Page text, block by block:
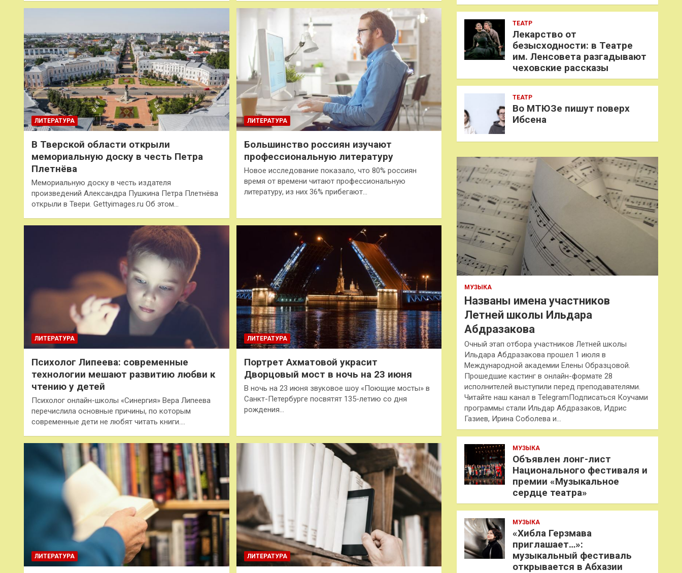
ЛИТЕРАТУРА
В Тверской области открыли
мемориальную доску в честь Петра
Плетнёва
Мемориальную доску в честь издателя
произведений Александра Пушкина Петра Плетнёва
открыли в Твери. Gettyimages.ru Об этом…
ЛИТЕРАТУРА
Большинство россиян изучают
профессиональную литературу
Новое исследование показало, что 80% россиян
время от времени читают профессиональную
литературу, из них 36% прибегают…
ЛИТЕРАТУРА
Психолог Липеева: современные
технологии мешают развитию любви к
чтению у детей
Психолог онлайн-школы «Синергия» Вера Липеева
перечислила основные причины, по которым
современные дети не любят читать книги.…
ЛИТЕРАТУРА
Портрет Ахматовой украсит
Дворцовый мост в ночь на 23 июня
В ночь на 23 июня звуковое шоу «Поющие мосты» в
Санкт-Петербурге посвятят 135-летию со дня
рождения…
ЛИТЕРАТУРА ЛИТЕРАТУРА
ТЕАТР
Лекарство от
безысходности: в Театре
им. Ленсовета разгадывают
чеховские рассказы
ТЕАТР
Во МТЮЗе пишут поверх
Ибсена
МУЗЫКА
Названы имена участников
Летней школы Ильдара
Абдразакова
Очный этап отбора участников Летней школы
Ильдара Абдразакова прошел 1 июля в
Международной академии Елены Образцовой.
Прошедшие кастинг в онлайн-формате 28
исполнителей выступили перед преподавателями.
Читайте наш канал в TelegramПодписаться Коучами
программы стали Ильдар Абдразаков, Идрис
Газиев, Ирина Соболева и…
МУЗЫКА
Объявлен лонг-лист
Национального фестиваля и
премии «Музыкальное
сердце театра»
МУЗЫКА
«Хибла Герзмава
приглашает…»:
музыкальный фестиваль
открывается в Абхазии